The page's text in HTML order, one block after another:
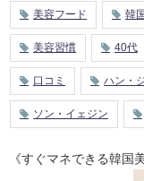
美容フード 韓
美容習慣 40代
口コミ ハン・
ソン・イェジン
《すぐマネできる韓国